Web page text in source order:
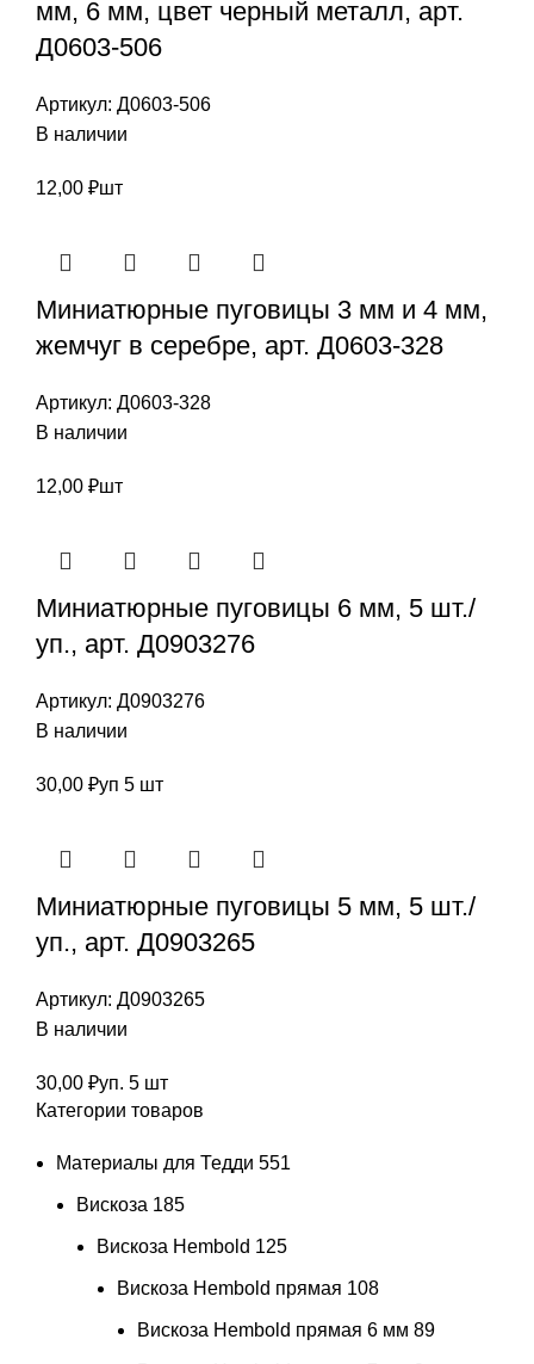
мм, 6 мм, цвет черный металл, арт.
Д0603-506
Артикул: Д0603-506
В наличии
12,00 ₽шт
Миниатюрные пуговицы 3 мм и 4 мм,
жемчуг в серебре, арт. Д0603-328
Артикул: Д0603-328
В наличии
12,00 ₽шт
Миниатюрные пуговицы 6 мм, 5 шт./
уп., арт. Д0903276
Артикул: Д0903276
В наличии
30,00 ₽уп 5 шт
Миниатюрные пуговицы 5 мм, 5 шт./
уп., арт. Д0903265
Артикул: Д0903265
В наличии
30,00 ₽уп. 5 шт
Категории товаров
Материалы для Тедди 551
Вискоза 185
Вискоза Hembold 125
Вискоза Hembold прямая 108
Вискоза Hembold прямая 6 мм 89